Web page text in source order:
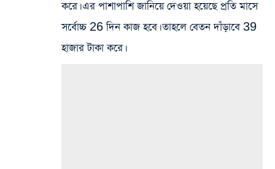
করে। এর পাশাপাশি জানিয়ে দেওয়া হয়েছে প্রতি মাসে
সর্বোচ্চ 26 দিন কাজ হবে। তাহলে বেতন দাঁড়াবে 39
হাজার টাকা করে।